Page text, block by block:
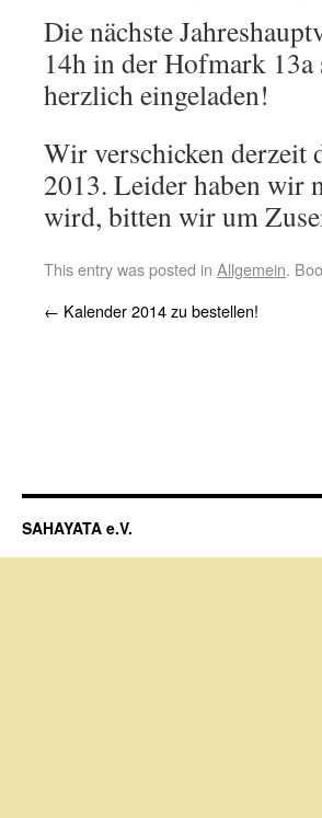
Die nächste
14h in der Hofmark
herzlich eingeladen!
Wir verschicken derzeit
2013. Leider haben wir
wird, bitten wir um
This entry was posted in Allgemein.
← Kalender 2014 zu bestellen!
SAHAYATA e.V.